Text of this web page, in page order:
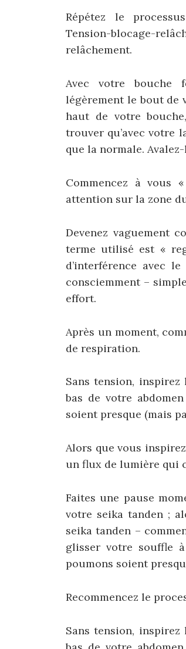
Répétez le
Tension-blocage-
relâchement.
Avec votre bouche
légèrement le bout de
haut de votre
trouver qu’avec votre
que la normale.
Commencez à vous
attention sur la zone
Devenez vaguement
terme utilisé est «
d’interférence avec
consciemment –
effort.
Après un moment,
de respiration.
Sans tension,
bas de votre
soient presque (mais
Alors que vous
un flux de lumière qui
Faites une pause
votre seika tanden ;
seika tanden –
glisser votre souffle
poumons soient
Recommencez le
Sans tension,